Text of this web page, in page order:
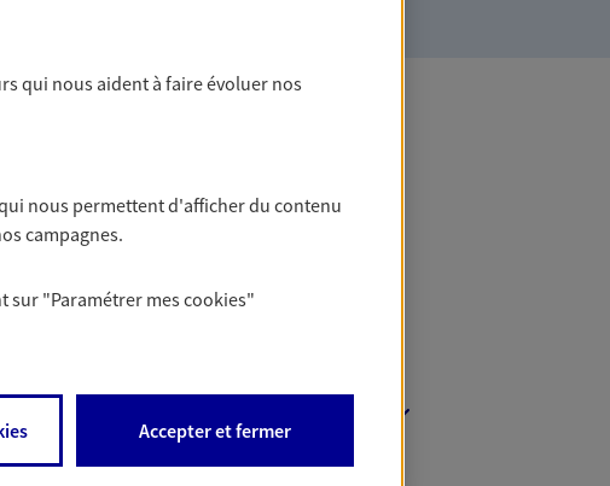
Banque
qui nous aident à faire évoluer nos
nous permettent d'afficher du contenu
campagnes.
sur "Paramétrer mescookies"
Accepter et fermer